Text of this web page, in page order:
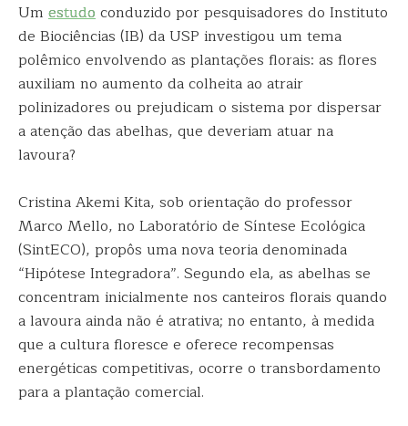
Um estudoconduzido por pesquisadores do Instituto
de Biociências (IB) da USP investigou um tema
polêmico envolvendo as plantações florais: as flores
auxiliam no aumento da colheita ao atrair
polinizadores ou prejudicam o sistema por dispersar
a atenção das abelhas, que deveriam atuar na
lavoura?
Cristina Akemi Kita, sob orientação do professor
Marco Mello, no Laboratório de Síntese Ecológica
(SintECO), propôs uma nova teoria denominada
“Hipótese Integradora”. Segundo ela, as abelhas se
concentram inicialmente nos canteiros florais quando
a lavoura ainda não é atrativa; no entanto, à medida
que a cultura floresce e oferece recompensas
energéticas competitivas, ocorre o transbordamento
para a plantação comercial.